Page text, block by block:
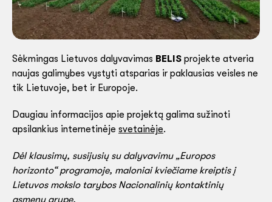
Sėkmingas Lietuvos dalyvavimas BELIS projekte atveria
naujas galimybes vystyti atsparias ir paklausias veisles ne
tik Lietuvoje, bet ir Europoje.
Daugiau informacijos apie projektą galima sužinoti
apsilankius internetinėje svetainėje.
Dėl klausimų, susijusių su dalyvavimu „Europos
horizonto“ programoje, maloniai kviečiame kreiptis į
Lietuvos mokslo tarybos Nacionalinių kontaktinių